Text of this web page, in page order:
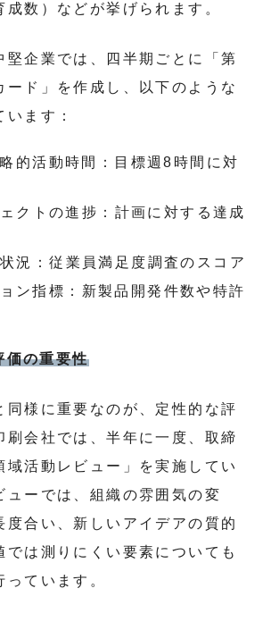
成数）などが挙げられます。
堅企業では、四半期ごとに「第
ード」を作成し、以下のような
ます：
的活動時間：目標週8時間に対
クトの進捗：計画に対する達成
況：従業員満足度調査のスコア
ン指標：新製品開発件数や特許
価の重要性
同様に重要なのが、定性的な評
刷会社では、半年に一度、取締
域活動レビュー」を実施してい
ューでは、組織の雰囲気の変
度合い、新しいアイデアの質的
では測りにくい要素についても
ています。